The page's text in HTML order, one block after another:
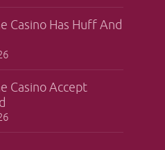
Casino Has Huff And
Casino Accept